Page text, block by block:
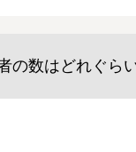
の数はどれぐら